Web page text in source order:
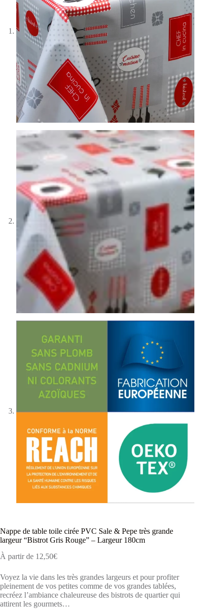
Nappe de table toile cirée PVC Sale & Pepe très grande
largeur “Bistrot Gris Rouge” – Largeur 180cm
À partir de 12,50€
Voyez la vie dans les très grandes largeurs et pour profiter
pleinement de vos petites comme de vos grandes tablées,
recréez l’ambiance chaleureuse des bistrots de quartier qui
attirent les gourmets…